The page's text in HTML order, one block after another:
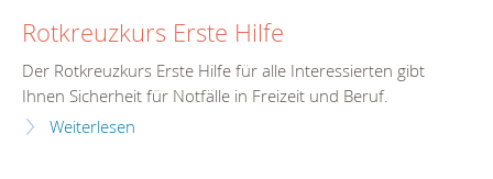
Rotkreuzkurs Erste Hilfe
Der Rotkreuzkurs Erste Hilfe für alle Interessierten gibt
Ihnen Sicherheit für Notfälle in Freizeit und Beruf.
Weiterlesen